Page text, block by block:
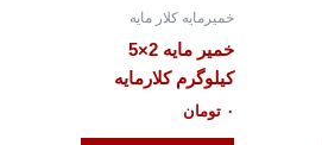
خمیرمایه کلار مایه
خمیر مایه 2×5
کیلوگرم کلارمایه
۰ تومان